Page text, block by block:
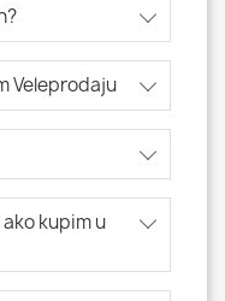
Veleprodaju
kupim u